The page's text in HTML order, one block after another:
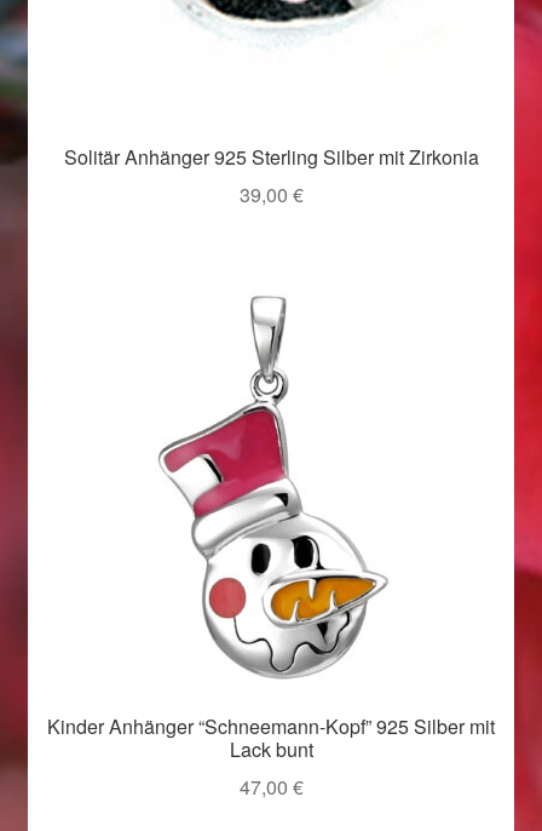
Weihnachtsangebote 2019
Weihnachtsangebote 2021
Woocommerce Predictive Search
Solitär Anhänger 925 Sterling Silber mit Zirkonia
39,00 €
Kinder Anhänger “Schneemann-Kopf” 925 Silber mit
Lack bunt
47,00 €